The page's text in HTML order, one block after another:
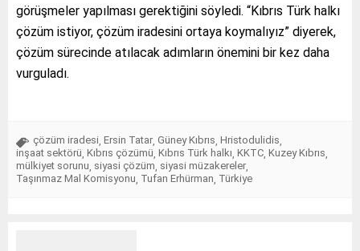
görüşmeler yapılması gerektiğini söyledi. “Kıbrıs Türk halkı
çözüm istiyor, çözüm iradesini ortaya koymalıyız” diyerek,
çözüm sürecinde atılacak adımların önemini bir kez daha
vurguladı.
çözüm iradesi Ersin Tatar Güney Kıbrıs Hristodulidis
inşaat sektörü Kıbrıs çözümü Kıbrıs Türk halkı KKTC Kuzey Kıbrıs
mülkiyet sorunu siyasi çözüm siyasi müzakereler
Taşınmaz Mal Komisyonu Tufan Erhürman Türkiye